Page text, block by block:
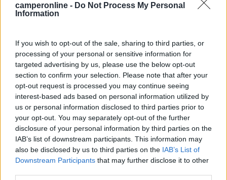
camperonline - Do Not Process My Personal
Information
If you wish to opt-out of the sale, sharing to third parties, or
processing of your personal or sensitive information for
targeted advertising by us, please use the below opt-out
section to confirm your selection. Please note that after your
opt-out request is processed you may continue seeing
interest-based ads based on personal information utilized by
us or personal information disclosed to third parties prior to
your opt-out. You may separately opt-out of the further
disclosure of your personal information by third parties on the
IAB’s list of downstream participants. This information may
also be disclosed by us to third parties on the IAB’s List of
Downstream Participants that may further disclose it to other
9,5 6
L'Agricampeggio, immerso nel verde delle colline
morenich...
Monzambano (MN) - 4.4km
Strada Festoni 9